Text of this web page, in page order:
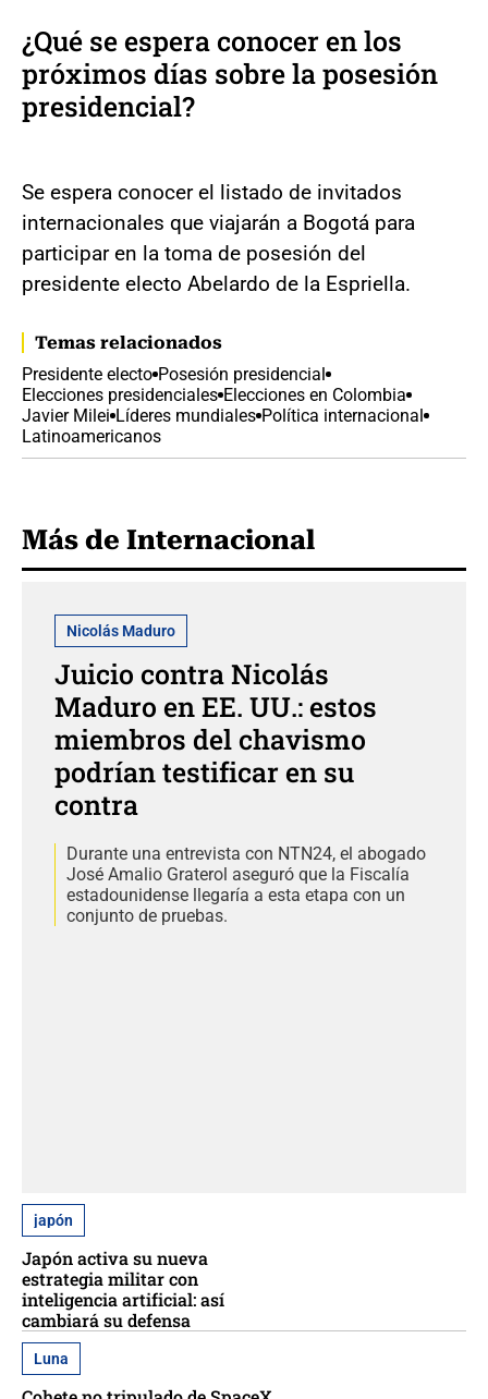
¿Qué se espera conocer en los
próximos días sobre la posesión
presidencial?
Se espera conocer el listado de invitados
internacionales que viajarán a Bogotá para
participar en la toma de posesión del
presidente electo Abelardo de la Espriella.
Temas relacionados
Presidente electo Posesión presidencial
Elecciones presidenciales Elecciones en Colombia
Javier Milei Líderes mundiales Política internacional
Latinoamericanos
Más de Internacional
Nicolás Maduro
Juicio contra Nicolás
Maduro en EE. UU.: estos
miembros del chavismo
podrían testificar en su
contra
Durante una entrevista con NTN24, el abogado
José Amalio Graterol aseguró que la Fiscalía
estadounidense llegaría a esta etapa con un
conjunto de pruebas.
japón
Japón activa su nueva
estrategia militar con
inteligencia artificial: así
cambiará su defensa
Luna